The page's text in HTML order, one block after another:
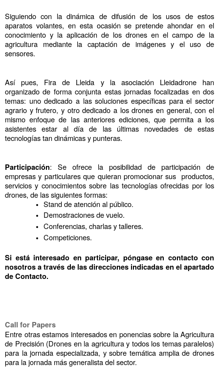
Siguiendo con la dinámica de difusión de los usos de estos
aparatos volantes, en esta ocasión se pretende ahondar en el
conocimiento y la aplicación de los drones en el campo de la
agricultura mediante la captación de imágenes y el uso de
sensores.
Así pues, Fira de Lleida y la asociación Lleidadrone han
organizado de forma conjunta estas jornadas focalizadas en dos
temas: uno dedicado a las soluciones específicas para el sector
agrario y frutero, y otro dedicado a los drones en general, con el
mismo enfoque de las anteriores ediciones, que permita a los
asistentes estar al día de las últimas novedades de estas
tecnologías tan dinámicas y punteras.
Participación: Se ofrece la posibilidad de participación de
empresas y particulares que quieran promocionar sus  productos,
servicios y conocimientos sobre las tecnologías ofrecidas por los
drones, de las siguientes formas:
Stand de atención al público.
Demostraciones de vuelo.
Conferencias, charlas y talleres.
Competiciones.
Si está interesado en participar, póngase en contacto con
nosotros a través de las direcciones indicadas en el apartado
de Contacto.
Call for Papers
Entre otras estamos interesados en ponencias sobre la Agricultura
de Precisión (Drones en la agricultura y todos los temas paralelos)
para la jornada especializada, y sobre temática amplia de drones
para la jornada más generalista del sector.